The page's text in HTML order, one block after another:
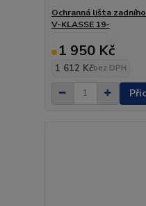
Ochranná lišta
V-KLASSE 19-
1 950 Kč
1 612 Kčbez DPH